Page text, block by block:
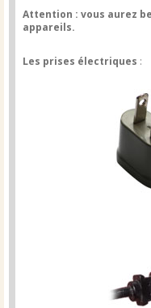
Attention : vous aurez
appareils.
Les prises électriques :